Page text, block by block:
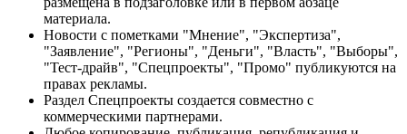
материала.
Новости с пометками "Мнение", "Экспертиза",
"Заявление", "Регионы", "Деньги", "Власть", "Выборы",
"Тест-драйв", "Спецпроекты", "Промо" публикуются на
правах рекламы.
Раздел Спецпроекты создается совместно с
коммерческими партнерами.